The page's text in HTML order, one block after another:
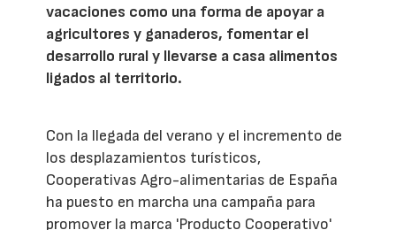
vacaciones como una forma de apoyar a
agricultores y ganaderos, fomentar el
desarrollo rural y llevarse a casa alimentos
ligados al territorio.
Con la llegada del verano y el incremento de
los desplazamientos turísticos,
Cooperativas Agro-alimentarias de España
ha puesto en marcha una campaña para
promover la marca 'Producto Cooperativo'